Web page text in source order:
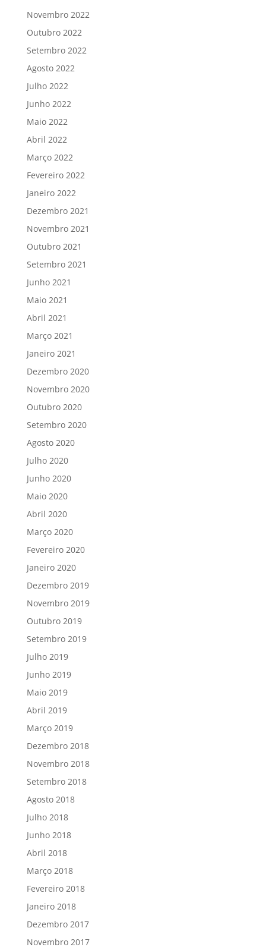
Novembro 2022
Outubro 2022
Setembro 2022
Agosto 2022
Julho 2022
Junho 2022
Maio 2022
Abril 2022
Março 2022
Fevereiro 2022
Janeiro 2022
Dezembro 2021
Novembro 2021
Outubro 2021
Setembro 2021
Junho 2021
Maio 2021
Abril 2021
Março 2021
Janeiro 2021
Dezembro 2020
Novembro 2020
Outubro 2020
Setembro 2020
Agosto 2020
Julho 2020
Junho 2020
Maio 2020
Abril 2020
Março 2020
Fevereiro 2020
Janeiro 2020
Dezembro 2019
Novembro 2019
Outubro 2019
Setembro 2019
Julho 2019
Junho 2019
Maio 2019
Abril 2019
Março 2019
Dezembro 2018
Novembro 2018
Setembro 2018
Agosto 2018
Julho 2018
Junho 2018
Abril 2018
Março 2018
Fevereiro 2018
Janeiro 2018
Dezembro 2017
Novembro 2017